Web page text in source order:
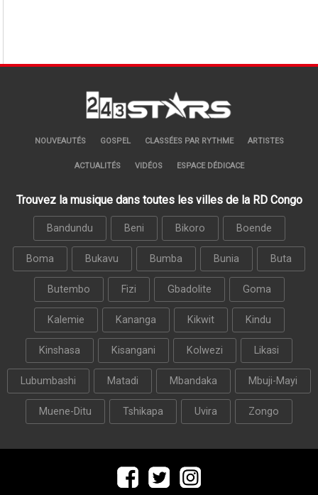
NOUVEAUTÉS GOSPEL CLASSÉES PAR RYTHME ARTISTES
ACTUALITÉS VIDÉOS ESPACE DÉDICACE
Trouvez la musique dans toutes les villes de la RD Congo
Bandundu Beni Bikoro Boende
Boma Bukavu Bumba Bunia Buta
Butembo Fizi Gbadolite Goma
Kalemie Kananga Kikwit Kindu
Kinshasa Kisangani Kolwezi Likasi
Lubumbashi Matadi Mbandaka Mbuji-Mayi
Muene-Ditu Tshikapa Uvira Zongo